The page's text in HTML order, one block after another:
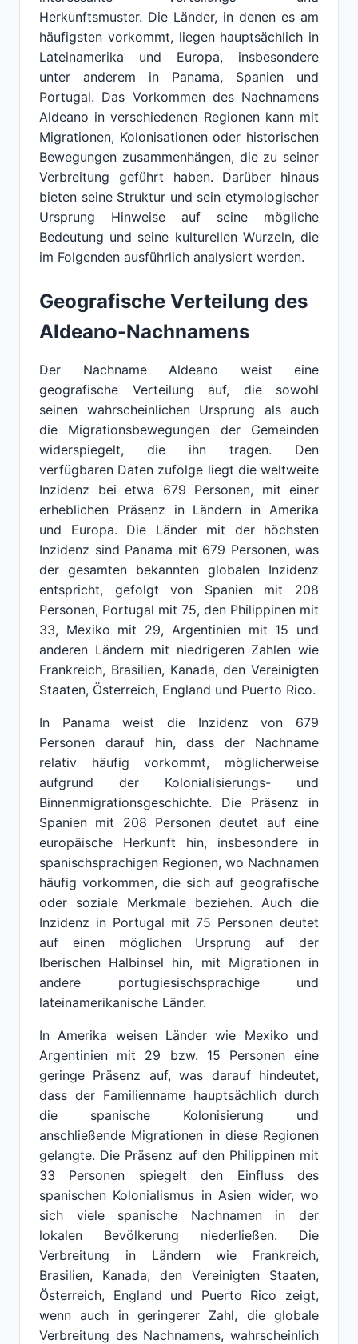
Herkunftsmuster. Die Länder, in denen es am
häufigsten vorkommt, liegen hauptsächlich in
Lateinamerika und Europa, insbesondere
unter anderem in Panama, Spanien und
Portugal. Das Vorkommen des Nachnamens
Aldeano in verschiedenen Regionen kann mit
Migrationen, Kolonisationen oder historischen
Bewegungen zusammenhängen, die zu seiner
Verbreitung geführt haben. Darüber hinaus
bieten seine Struktur und sein etymologischer
Ursprung Hinweise auf seine mögliche
Bedeutung und seine kulturellen Wurzeln, die
im Folgenden ausführlich analysiert werden.
Geografische Verteilung des
Aldeano-Nachnamens
Der Nachname Aldeano weist eine
geografische Verteilung auf, die sowohl
seinen wahrscheinlichen Ursprung als auch
die Migrationsbewegungen der Gemeinden
widerspiegelt, die ihn tragen. Den
verfügbaren Daten zufolge liegt die weltweite
Inzidenz bei etwa 679 Personen, mit einer
erheblichen Präsenz in Ländern in Amerika
und Europa. Die Länder mit der höchsten
Inzidenz sind Panama mit 679 Personen, was
der gesamten bekannten globalen Inzidenz
entspricht, gefolgt von Spanien mit 208
Personen, Portugal mit 75, den Philippinen mit
33, Mexiko mit 29, Argentinien mit 15 und
anderen Ländern mit niedrigeren Zahlen wie
Frankreich, Brasilien, Kanada, den Vereinigten
Staaten, Österreich, England und Puerto Rico.
In Panama weist die Inzidenz von 679
Personen darauf hin, dass der Nachname
relativ häufig vorkommt, möglicherweise
aufgrund der Kolonialisierungs- und
Binnenmigrationsgeschichte. Die Präsenz in
Spanien mit 208 Personen deutet auf eine
europäische Herkunft hin, insbesondere in
spanischsprachigen Regionen, wo Nachnamen
häufig vorkommen, die sich auf geografische
oder soziale Merkmale beziehen. Auch die
Inzidenz in Portugal mit 75 Personen deutet
auf einen möglichen Ursprung auf der
Iberischen Halbinsel hin, mit Migrationen in
andere portugiesischsprachige und
lateinamerikanische Länder.
In Amerika weisen Länder wie Mexiko und
Argentinien mit 29 bzw. 15 Personen eine
geringe Präsenz auf, was darauf hindeutet,
dass der Familienname hauptsächlich durch
die spanische Kolonisierung und
anschließende Migrationen in diese Regionen
gelangte. Die Präsenz auf den Philippinen mit
33 Personen spiegelt den Einfluss des
spanischen Kolonialismus in Asien wider, wo
sich viele spanische Nachnamen in der
lokalen Bevölkerung niederließen. Die
Verbreitung in Ländern wie Frankreich,
Brasilien, Kanada, den Vereinigten Staaten,
Österreich, England und Puerto Rico zeigt,
wenn auch in geringerer Zahl, die globale
Verbreitung des Nachnamens, wahrscheinlich